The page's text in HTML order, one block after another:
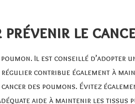
prévenir le
Il est conseillé d’adopter
contribue également à
des poumons. Évitez
aide à maintenir les tissus